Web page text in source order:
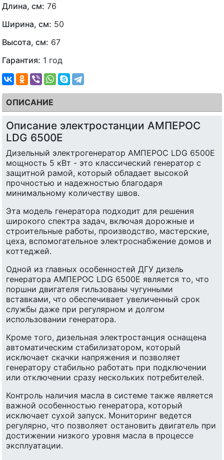
Длина, см: 76
Ширина, см: 50
Высота, см: 67
Гарантия: 1 год
ОПИСАНИЕ
Описание электростанции АМПЕРОС
LDG 6500E
Дизельный электрогенератор АМПЕРОС LDG 6500E
мощность 5 кВт - это классический генератор с
защитной рамой, который обладает высокой
прочностью и надежностью благодаря
минимальному количеству швов.
Эта модель генератора подходит для решения
широкого спектра задач, включая дорожные и
строительные работы, производство, мастерские,
цеха, вспомогательное электроснабжение домов и
коттеджей.
Одной из главных особенностей ДГУ дизель
генератора АМПЕРОС LDG 6500E является то, что
поршни двигателя гильзованы чугунными
вставками, что обеспечивает увеличенный срок
службы даже при регулярном и долгом
использовании генератора.
Кроме того, дизельная электростанция оснащена
автоматическим стабилизатором, который
исключает скачки напряжения и позволяет
генератору стабильно работать при подключении
или отключении сразу нескольких потребителей.
Контроль наличия масла в системе также является
важной особенностью генератора, который
исключает сухой запуск. Мониторинг ведется
регулярно, что позволяет остановить двигатель при
достижении низкого уровня масла в процессе
эксплуатации.